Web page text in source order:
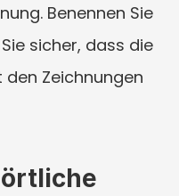
Benennen Sie
sicher, dass die
Zeichnungen